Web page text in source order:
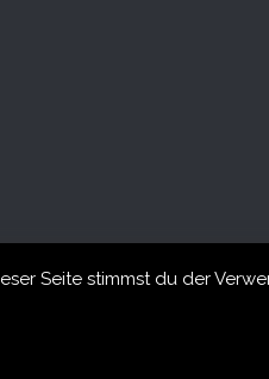
Seite stimmst du der